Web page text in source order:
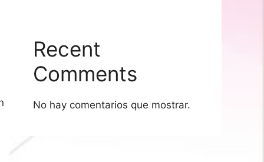
Recent
Comments
No hay comentarios que mostrar.